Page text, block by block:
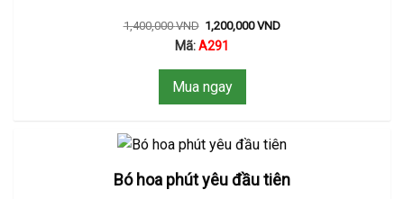
1,400,000VND 1,200,000VND
Mã:A291
Mua ngay
Bó hoa phút yêu đầu tiên